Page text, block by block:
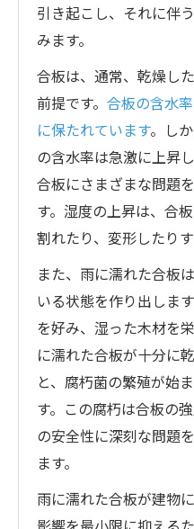
引き起こし、それに伴
みます。
合板は、通常、乾燥し
前提です。 合板の含水
に保たれています。し
の含水率は急激に上昇
合板にさまざまな問題
す。湿度の上昇は、合
割れたり、変形したり
また、雨に濡れた合板
いる状態を作り出しま
を好み、湿った木材を
に濡れた合板が十分に
と、腐朽菌の繁殖が始
す。この腐朽は合板の
の安全性に深刻な問題
ます。
雨に濡れた合板が建物